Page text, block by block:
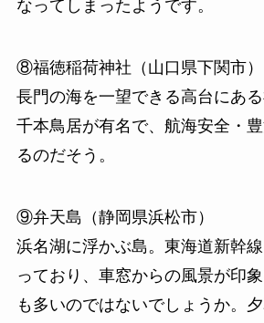
なってしまったようです。
⑧福徳稲荷神社（山口県下関市）
長門の海を一望できる高台にあ
千本鳥居が有名で、航海安全・
るのだそう。
⑨弁天島（静岡県浜松市）
浜名湖に浮かぶ島。東海道新幹
っており、車窓からの風景が印
も多いのではないでしょうか。